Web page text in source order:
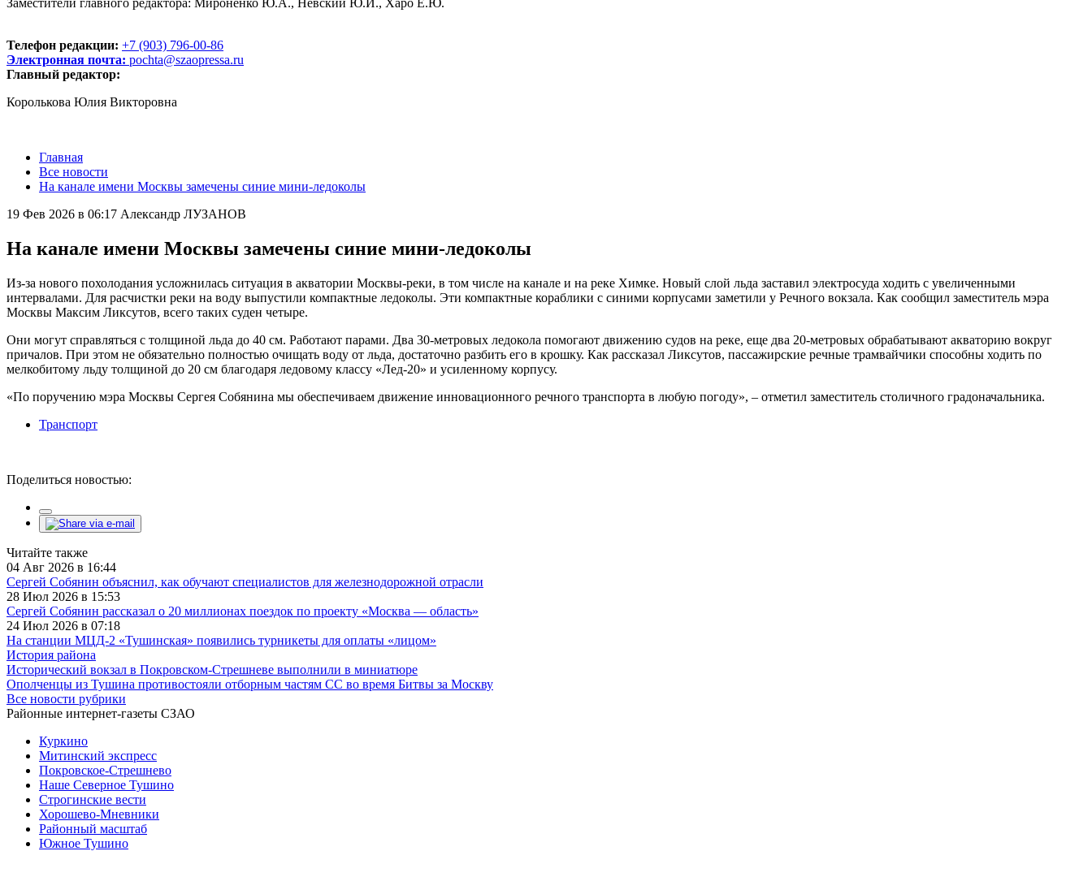
Заместители главного редактора: Мироненко Ю.А., Невский Ю.И., Харо Е.Ю.
Телефон редакции: +7 (903) 796-00-86
Электронная почта: pochta@szaopressa.ru
Главный редактор:
Королькова Юлия Викторовна
Главная
Все новости
На канале имени Москвы замечены синие мини-ледоколы
19 Фев 2026 в 06:17 Александр ЛУЗАНОВ
На канале имени Москвы замечены синие мини-ледоколы
Из-за нового похолодания усложнилась ситуация в акватории Москвы-реки, в том числе на канале и на реке Химке. Новый слой льда заставил электросуда ходить с увеличенными
интервалами. Для расчистки реки на воду выпустили компактные ледоколы. Эти компактные кораблики с синими корпусами заметили у Речного вокзала. Как сообщил заместитель мэра
Москвы Максим Ликсутов, всего таких суден четыре.
Они могут справляться с толщиной льда до 40 см. Работают парами. Два 30-метровых ледокола помогают движению судов на реке, еще два 20-метровых обрабатывают акваторию вокруг
причалов. При этом не обязательно полностью очищать воду от льда, достаточно разбить его в крошку. Как рассказал Ликсутов, пассажирские речные трамвайчики способны ходить по
мелкобитому льду толщиной до 20 см благодаря ледовому классу «Лед-20» и усиленному корпусу.
«По поручению мэра Москвы Сергея Собянина мы обеспечиваем движение инновационного речного транспорта в любую погоду», – отметил заместитель столичного градоначальника.
Транспорт
Поделиться новостью:
Читайте также
04 Авг 2026 в 16:44
Сергей Собянин объяснил, как обучают специалистов для железнодорожной отрасли
28 Июл 2026 в 15:53
Сергей Собянин рассказал о 20 миллионах поездок по проекту «Москва — область»
24 Июл 2026 в 07:18
На станции МЦД-2 «Тушинская» появились турникеты для оплаты «лицом»
История района
Исторический вокзал в Покровском-Стрешневе выполнили в миниатюре
Ополченцы из Тушина противостояли отборным частям СС во время Битвы за Москву
Все новости рубрики
Районные интернет-газеты СЗАО
Куркино
Митинский экспресс
Покровское-Стрешнево
Наше Северное Тушино
Строгинские вести
Хорошево-Мневники
Районный масштаб
Южное Тушино